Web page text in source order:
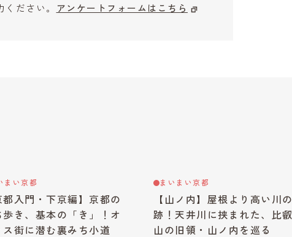
ださい。
アンケートフォームはこちら
まい京都
都入門・下京編】京都の
歩き、基本の「き」！オ
ス街に潜む裏みち小道
まいまい京都
【山ノ内】屋根より高い川の
跡！天井川に挟まれた、比叡
山の旧領・山ノ内を巡る